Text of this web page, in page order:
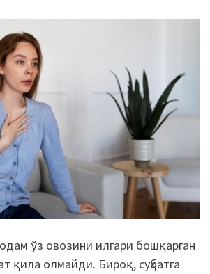
ўз овозини илгари бошқарган
қила олмайди. Бироқ, суҳбатга